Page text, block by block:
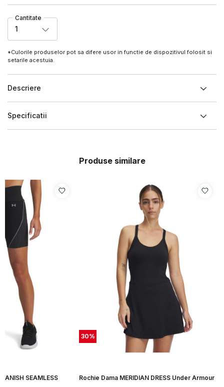
Cantitate
1
*Culorile produselor pot sa difere usor in functie de dispozitivul folosit si
setarile acestuia.
Descriere
Specificatii
Produse similare
SEAMLESS
30%
Rochie Dama MERIDIAN DRESS Under Armour